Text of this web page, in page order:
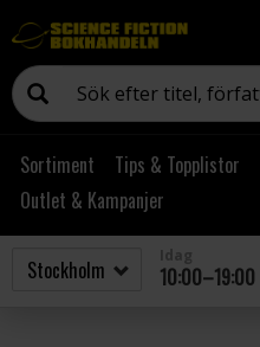
Sortiment Tips & Topplistor
Outlet & Kampanjer
10:00–19:00